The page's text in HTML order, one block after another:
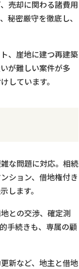
売却に関わる諸費用
秘密厳守を徹底し、
、崖地に建つ再建築
が難しい案件が多
しています。
な問題に対応。相続
ション、借地権付き
します。
との交渉、確定測
手続きも、専属の顧
新など、地主と借地